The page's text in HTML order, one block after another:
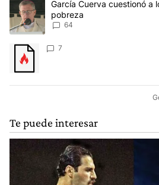
Un artículo de tendencia con el título
García Cuerva cuestionó a
pobreza
64
Un artículo de tendencia con el título
7